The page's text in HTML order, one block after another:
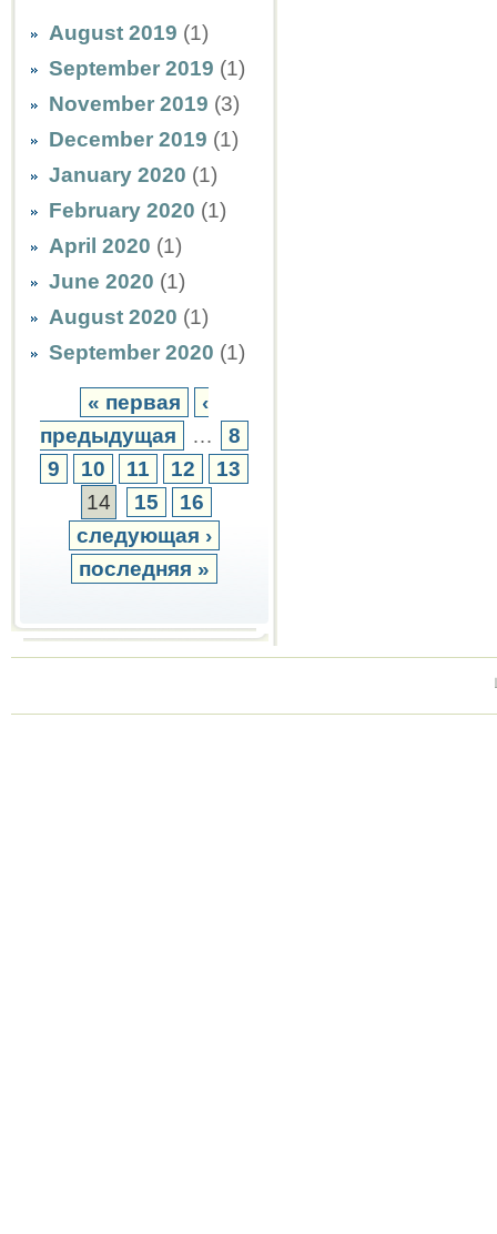
August 2019 (1)
September 2019 (1)
November 2019 (3)
December 2019 (1)
January 2020 (1)
February 2020 (1)
April 2020 (1)
June 2020 (1)
August 2020 (1)
September 2020 (1)
« первая
‹
предыдущая
…
8
9
10 11 12
13
14
15
16
следующая ›
последняя »